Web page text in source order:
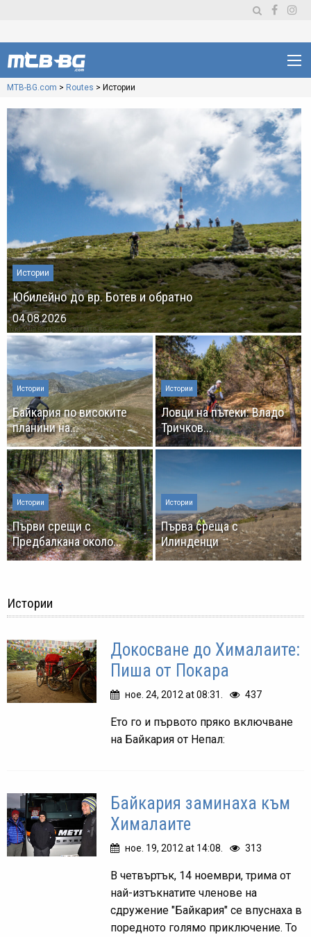
MTB-BG.com > Routes > Истории
Истории
Юбилейно до вр. Ботев и обратно
04.08.2026
Истории
Байкария по високите
планини на...
Истории
Ловци на пътеки: Владо
Тричков...
Истории
Първи срещи с
Предбалкана около...
Истории
Първа среща с
Илинденци
Истории
Докосване до Хималаите:
Пиша от Покара
ное. 24, 2012 at 08:31. 437
Ето го и първото пряко включване
на Байкария от Непал:
Байкария заминаха към
Хималаите
ное. 19, 2012 at 14:08. 313
В четвъртък, 14 ноември, трима от
най-изтъкнатите членове на
сдружение "Байкария" се впуснаха в
поредното голямо приключение. То